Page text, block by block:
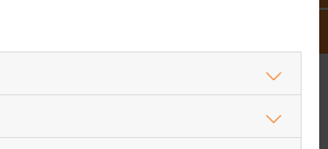
insgesamt stabilen Eindruck
Fieber kein Grund zur Besorgnis.
müssen: 40